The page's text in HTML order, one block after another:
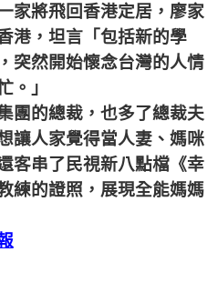
家將飛回香港定居，廖家
港，坦言「包括新的學
突然開始懷念台灣的人情
。」
團的總裁，也多了總裁夫
讓人家覺得當人妻、媽咪
客串了民視新八點檔《幸
練的證照，展現全能媽媽